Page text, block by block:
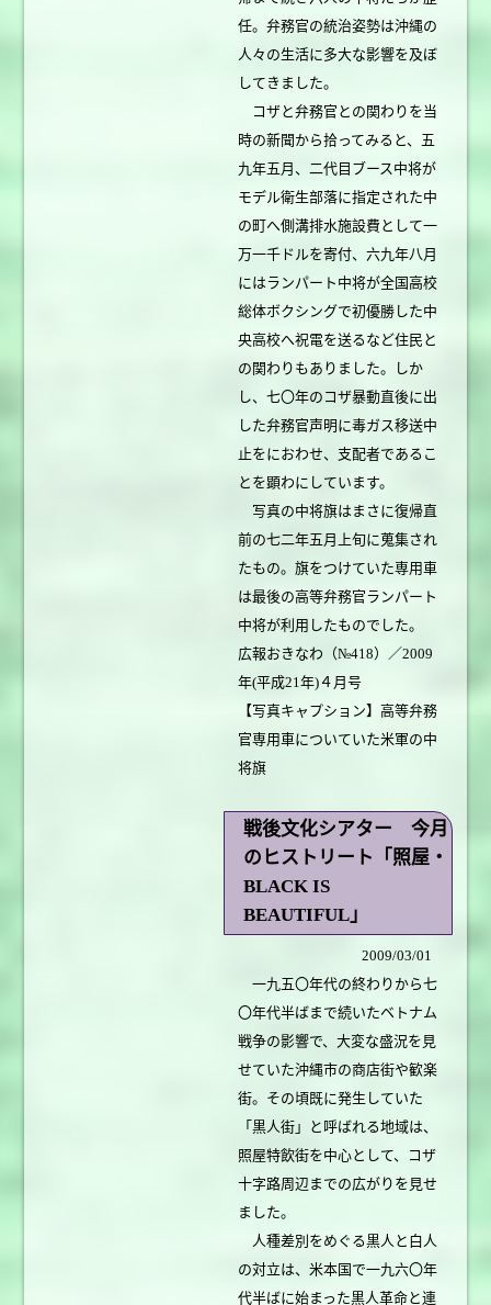
任。弁務官の統治姿勢は沖縄の
人々の生活に多大な影響を及ぼ
してきました。
コザと弁務官との関わりを当
時の新聞から拾ってみると、五
九年五月、二代目ブース中将が
モデル衛生部落に指定された中
の町へ側溝排水施設費として一
万一千ドルを寄付、六九年八月
にはランパート中将が全国高校
総体ボクシングで初優勝した中
央高校へ祝電を送るなど住民と
の関わりもありました。しか
し、七〇年のコザ暴動直後に出
した弁務官声明に毒ガス移送中
止をにおわせ、支配者であるこ
とを顕わにしています。
写真の中将旗はまさに復帰直
前の七二年五月上旬に蒐集され
たもの。旗をつけていた専用車
は最後の高等弁務官ランパート
中将が利用したものでした。
広報おきなわ（№418）／2009
年(平成21年)４月号
【写真キャプション】高等弁務
官専用車についていた米軍の中
将旗
戦後文化シアター 今月
のヒストリート「照屋・
BLACK IS
BEAUTIFUL」
2009/03/01
一九五〇年代の終わりから七
〇年代半ばまで続いたベトナム
戦争の影響で、大変な盛況を見
せていた沖縄市の商店街や歓楽
街。その頃既に発生していた
「黒人街」と呼ばれる地域は、
照屋特飲街を中心として、コザ
十字路周辺までの広がりを見せ
ました。
人種差別をめぐる黒人と白人
の対立は、米本国で一九六〇年
代半ばに始まった黒人革命と連